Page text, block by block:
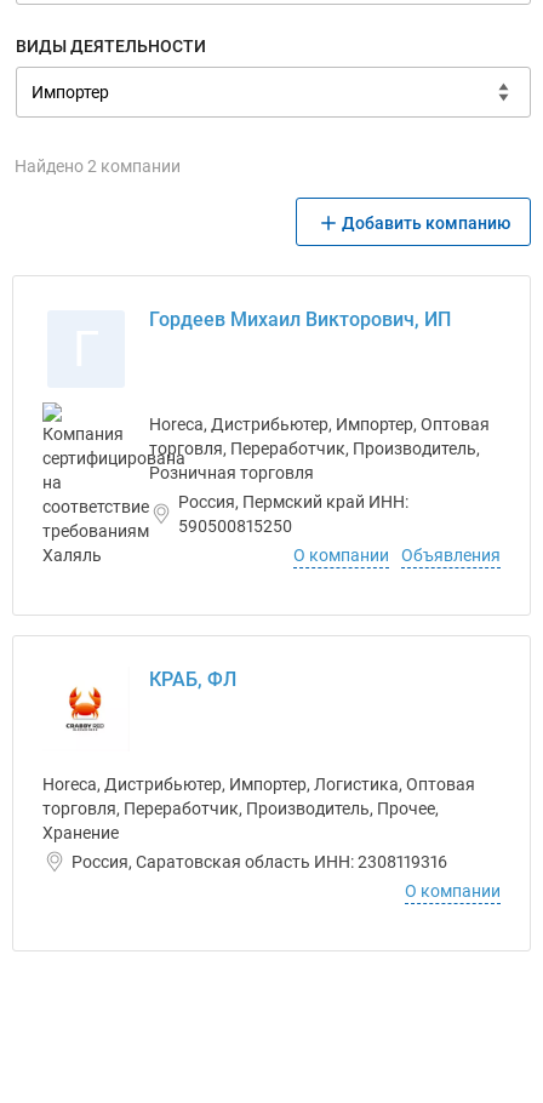
ВИДЫ ДЕЯТЕЛЬНОСТИ
Найдено 2 компании
Добавить компанию
Гордеев Михаил Викторович, ИП
Horeca, Дистрибьютер, Импортер, Оптовая
торговля, Переработчик, Производитель,
Розничная торговля
Россия, Пермский край ИНН:
590500815250
О компании
Объявления
КРАБ, ФЛ
Horeca, Дистрибьютер, Импортер, Логистика, Оптовая
торговля, Переработчик, Производитель, Прочее,
Хранение
Россия, Саратовская область ИНН: 2308119316
О компании